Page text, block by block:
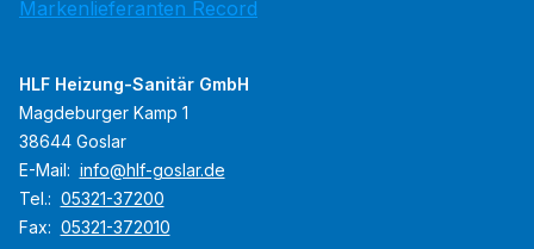
Markenlieferanten Record
HLF Heizung-Sanitär GmbH
Magdeburger Kamp 1
38644 Goslar
E-Mail: info@hlf-goslar.de
Tel.: 05321-37200
Fax: 05321-372010